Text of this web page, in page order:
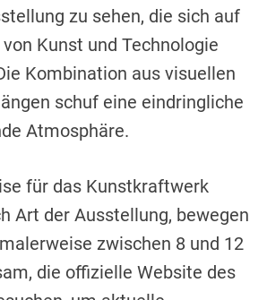
zu sehen, die sich auf
Kunst und Technologie
Kombination aus visuellen
schuf eine eindringliche
Atmosphäre.
für das Kunstkraftwerk
Art der Ausstellung, bewegen
zwischen 8 und 12
die offizielle Website des